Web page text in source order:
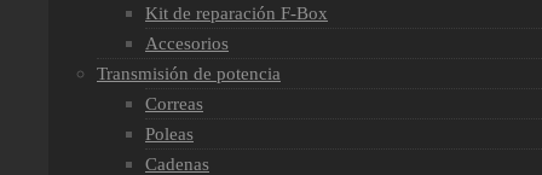
Kit de reparación F-Box
Accesorios
Transmisión de potencia
Correas
Poleas
Cadenas